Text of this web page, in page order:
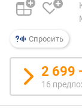
к
л
-
о
Спросить
2 699
16